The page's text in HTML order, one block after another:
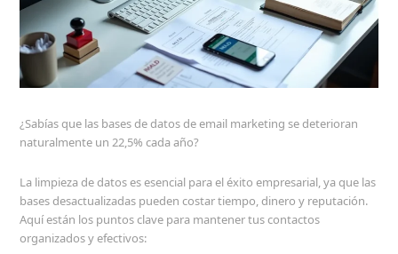
¿Sabías que las bases de datos de email marketing se deterioran
naturalmente un 22,5% cada año?
La limpieza de datos es esencial para el éxito empresarial, ya que las
bases desactualizadas pueden costar tiempo, dinero y reputación.
Aquí están los puntos clave para mantener tus contactos
organizados y efectivos: